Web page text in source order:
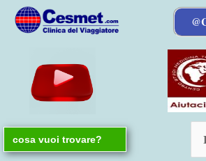
Search
for: